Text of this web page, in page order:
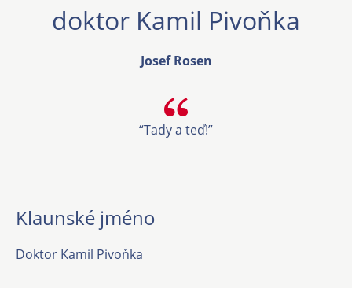
doktor Kamil Pivoňka
Josef Rosen
“Tady a teď!”
Klaunské jméno
Doktor Kamil Pivoňka